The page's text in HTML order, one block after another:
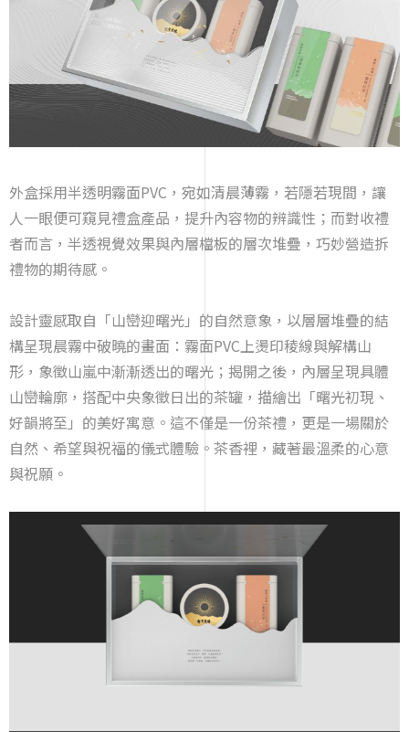
外盒採用半透明霧面PVC，宛如清晨薄霧，若隱若現間，讓
人一眼便可窺見禮盒產品，提升內容物的辨識性；而對收禮
者而言，半透視覺效果與內層檔板的層次堆疊，巧妙營造拆
禮物的期待感。
設計靈感取自「山巒迎曙光」的自然意象，以層層堆疊的結
構呈現晨霧中破曉的畫面：霧面PVC上燙印稜線與解構山
形，象徵山嵐中漸漸透出的曙光；揭開之後，內層呈現具體
山巒輪廓，搭配中央象徵日出的茶罐，描繪出「曙光初現、
好韻將至」的美好寓意。這不僅是一份茶禮，更是一場關於
自然、希望與祝福的儀式體驗。茶香裡，藏著最溫柔的心意
與祝願。